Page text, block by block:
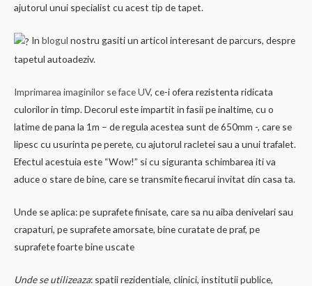
ajutorul unui specialist cu acest tip de tapet.
In blogul nostru gasiti un articol interesant de parcurs, despre
tapetul autoadeziv.
Imprimarea imaginilor se face UV, ce-i ofera rezistenta ridicata
culorilor in timp. Decorul este impartit in fasii pe inaltime, cu o
latime de pana la 1m – de regula acestea sunt de 650mm -, care se
lipesc cu usurinta pe perete, cu ajutorul racletei sau a unui trafalet.
Efectul acestuia este “Wow!” si cu siguranta schimbarea iti va
aduce o stare de bine, care se transmite fiecarui invitat din casa ta.
Unde se aplica: pe suprafete finisate, care sa nu aiba denivelari sau
crapaturi, pe suprafete amorsate, bine curatate de praf, pe
suprafete foarte bine uscate
Unde se utilizeaza: spatii rezidentiale, clinici, institutii publice,